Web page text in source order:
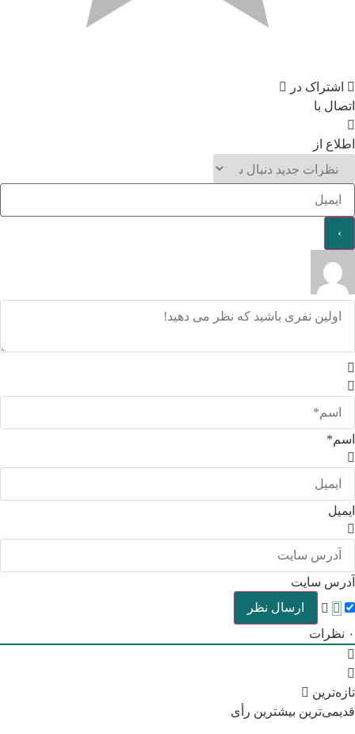
اشتراک در
اتصال با
اطلاع از
اسم*
ایمیل
آدرس سایت
۰ نظرات
تازه‌ترین
قدیمی‌ترین بیشترین رأی